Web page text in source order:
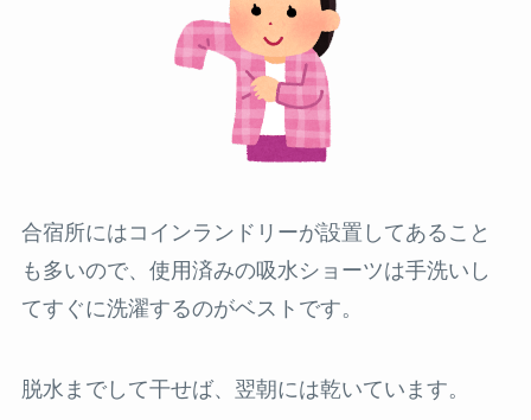
合宿所にはコインランドリーが設置してあること
も多いので、使用済みの吸水ショーツは手洗いし
てすぐに洗濯するのがベストです。
脱水までして干せば、翌朝には乾いています。